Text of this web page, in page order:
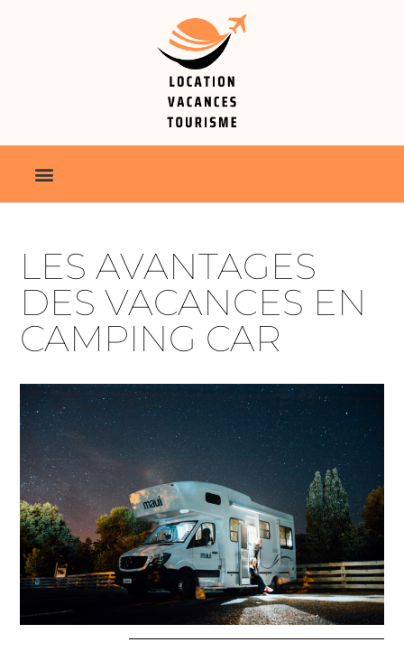
LES AVANTAGES
DES VACANCES EN
CAMPING CAR